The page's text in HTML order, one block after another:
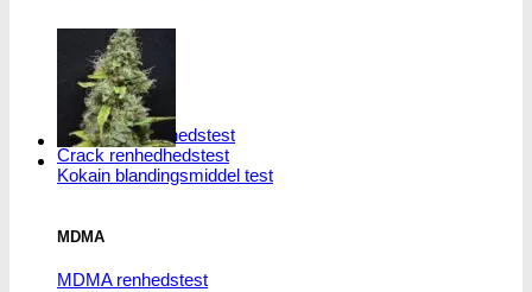
Kokain Tests
Kokain renhedhedstest
Crack renhedhedstest
Kokain blandingsmiddel test
MDMA
MDMA renhedstest